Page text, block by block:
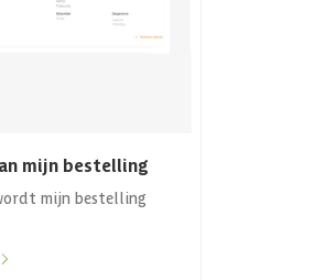
mijn bestelling
mijn bestelling